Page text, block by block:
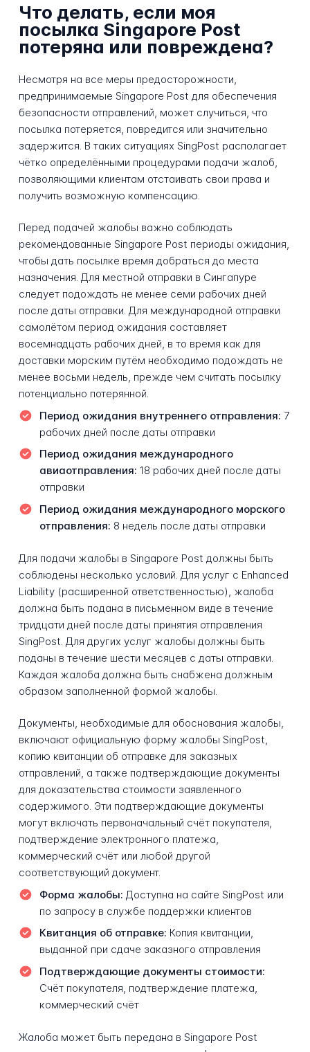
Что делать, если моя
посылка Singapore Post
потеряна или повреждена?
Несмотря на все меры предосторожности,
предпринимаемые Singapore Post для обеспечения
безопасности отправлений, может случиться, что
посылка потеряется, повредится или значительно
задержится. В таких ситуациях SingPost располагает
чётко определёнными процедурами подачи жалоб,
позволяющими клиентам отстаивать свои права и
получить возможную компенсацию.
Перед подачей жалобы важно соблюдать
рекомендованные Singapore Post периоды ожидания,
чтобы дать посылке время добраться до места
назначения. Для местной отправки в Сингапуре
следует подождать не менее семи рабочих дней
после даты отправки. Для международной отправки
самолётом период ожидания составляет
восемнадцать рабочих дней, в то время как для
доставки морским путём необходимо подождать не
менее восьми недель, прежде чем считать посылку
потенциально потерянной.
Период ожидания внутреннего отправления: 7
рабочих дней после даты отправки
Период ожидания международного
авиаотправления: 18 рабочих дней после даты
отправки
Период ожидания международного морского
отправления: 8 недель после даты отправки
Для подачи жалобы в Singapore Post должны быть
соблюдены несколько условий. Для услуг с Enhanced
Liability (расширенной ответственностью), жалоба
должна быть подана в письменном виде в течение
тридцати дней после даты принятия отправления
SingPost. Для других услуг жалобы должны быть
поданы в течение шести месяцев с даты отправки.
Каждая жалоба должна быть снабжена должным
образом заполненной формой жалобы.
Документы, необходимые для обоснования жалобы,
включают официальную форму жалобы SingPost,
копию квитанции об отправке для заказных
отправлений, а также подтверждающие документы
для доказательства стоимости заявленного
содержимого. Эти подтверждающие документы
могут включать первоначальный счёт покупателя,
подтверждение электронного платежа,
коммерческий счёт или любой другой
соответствующий документ.
Форма жалобы: Доступна на сайте SingPost или
по запросу в службе поддержки клиентов
Квитанция об отправке: Копия квитанции,
выданной при сдаче заказного отправления
Подтверждающие документы стоимости:
Счёт покупателя, подтверждение платежа,
коммерческий счёт
Жалоба может быть передана в Singapore Post